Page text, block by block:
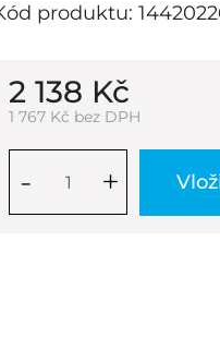
produktu:
2 138 Kč
1 767 Kč bez DPH
+
-